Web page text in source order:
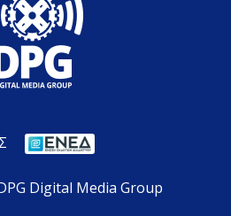
Digital Media Group